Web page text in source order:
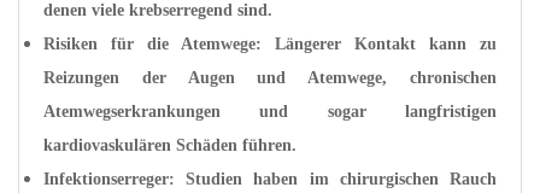
denen viele krebserregend sind.
Risiken für die Atemwege: Längerer Kontakt kann zu
Reizungen der Augen und Atemwege, chronischen
Atemwegserkrankungen und sogar langfristigen
kardiovaskulären Schäden führen.
Infektionserreger: Studien haben im chirurgischen Rauch